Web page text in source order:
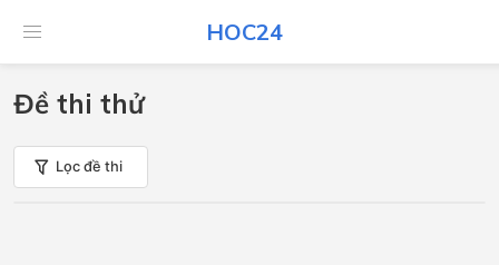
HOC24
Đề thi thử
Lọc đề thi